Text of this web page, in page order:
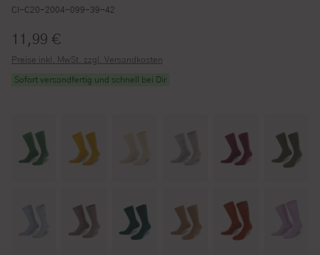
CI-C20-2004-099-39-42
Regulärer Preis:
11,99 €
Preise inkl. MwSt. zzgl. Versandkosten
Sofort versandfertig und schnell bei Dir